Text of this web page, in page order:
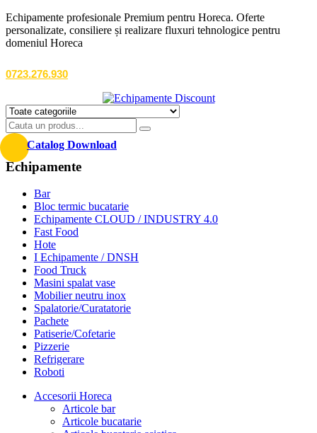
Echipamente profesionale Premium pentru Horeca. Oferte
personalizate, consiliere și realizare fluxuri tehnologice pentru
domeniul Horeca
0723.276.930
Catalog Download
Echipamente
Bar
Bloc termic bucatarie
Echipamente CLOUD / INDUSTRY 4.0
Fast Food
Hote
I Echipamente / DNSH
Food Truck
Masini spalat vase
Mobilier neutru inox
Spalatorie/Curatatorie
Pachete
Patiserie/Cofetarie
Pizzerie
Refrigerare
Roboti
Accesorii Horeca
Articole bar
Articole bucatarie